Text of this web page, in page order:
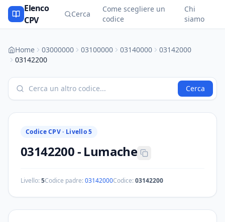
Elenco
CPV
Cerca
Come scegliere un
codice
Chi
siamo
Home 03000000 03100000 03140000
03142000
03142200
Cerca
Codice CPV · Livello 5
03142200- Lumache
Livello:5Codice padre:03142000Codice:03142200